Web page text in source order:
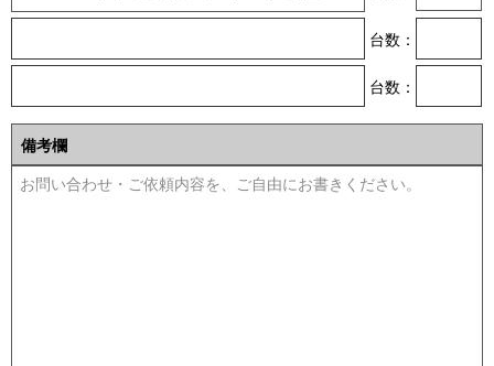
台数：
台数：
備考欄